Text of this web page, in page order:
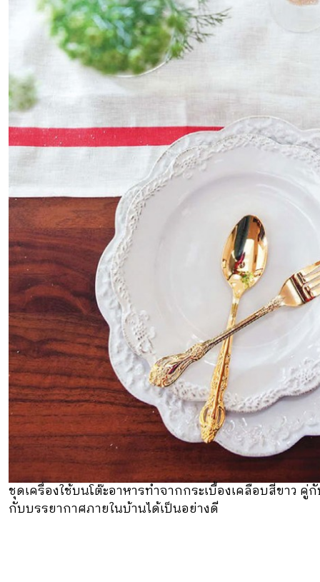
ชุดเครื่องใช้บนโต๊ะอาหารทําจากกระเบื้องเคลือบสีขาว
กับบรรยากาศภายในบ้านได้เป็นอย่างดี